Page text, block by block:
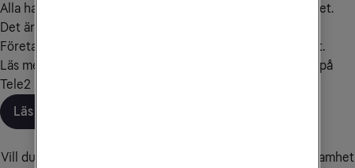
Alla har ansvar för kundupplevelsen, oavsett roll i företaget.
Det är det tankesättet som ligger till grund för hur Tele2
Företag arbetar för att skapa kundvärde och kundnöjdhet.
Läs mer i artikeln om vår samarbetsmodell och om hur vi på
Tele2 Företag samarbetar med dig som kund.
Läs artikeln
Vill du veta mer om hur våra tjänster kan hjälpa din verksamhet